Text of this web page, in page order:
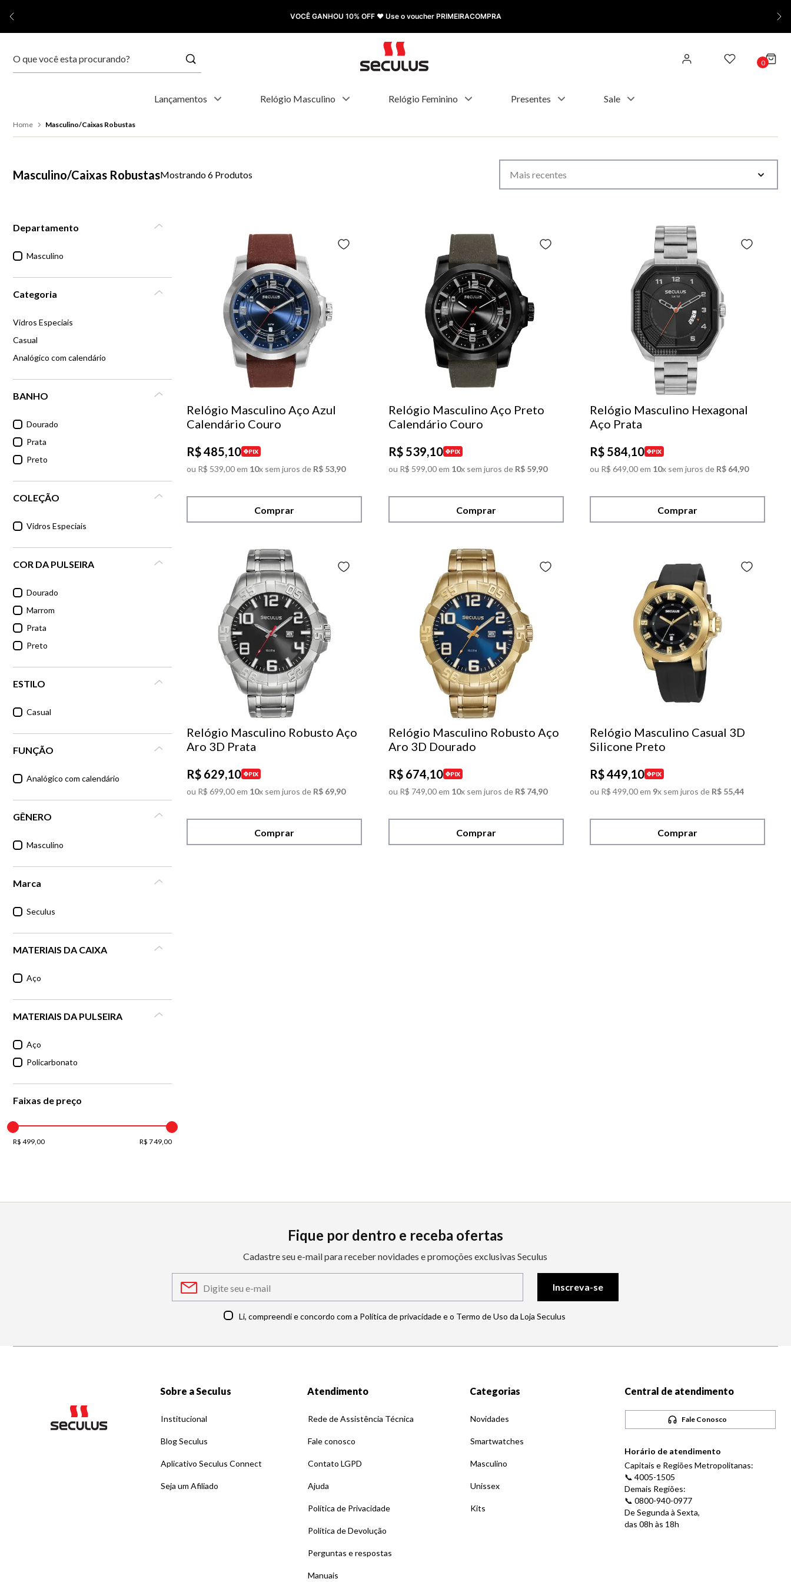
VOCÊ GANHOU 10% OFF ❤️ Use o voucher PRIMEIRACOMPRA
0
Lançamentos Relógio Masculino Relógio Feminino Presentes Sale
Masculino/Caixas Robustas
Masculino/Caixas Robustas 6 Produtos Mais recentes
Departamento
Masculino
Categoria
Vidros Especiais
Casual
Analógico com calendário
BANHO
Dourado
Prata
Preto
COLEÇÃO
Vidros Especiais
COR DA PULSEIRA
Dourado
Marrom
Prata
Preto
ESTILO
Casual
FUNÇÃO
Analógico com calendário
GÊNERO
Masculino
Marca
Seculus
MATERIAIS DA CAIXA
Aço
MATERIAIS DA PULSEIRA
Aço
Policarbonato
Faixas de preço
R$ 499,00 R$ 749,00
Relógio Masculino Aço Azul
Calendário Couro
R$485,10 PIX
ou R$ 539,00em 10x sem juros de R$ 53,90
Comprar
Relógio Masculino Aço Preto
Calendário Couro
R$ 539,10 PIX
ou R$ 599,00 em 10x sem juros de R$ 59,90
Comprar
Relógio Masculino Hexagonal
Aço Prata
R$ 584,10 PIX
ou R$ 649,00em 10x sem juros de R$ 64,90
Comprar
Relógio Masculino Robusto Aço
Aro 3D Prata
R$ 629,10 PIX
ou R$ 699,00em 10x sem juros de R$ 69,90
Comprar
Relógio Masculino Robusto Aço
Aro 3D Dourado
R$ 674,10 PIX
ou R$ 749,00 em 10x sem juros de R$ 74,90
Comprar
Relógio Masculino Casual 3D
Silicone Preto
R$449,10 PIX
ou R$ 499,00em 9x sem juros de R$ 55,44
Comprar
Fique por dentro e receba ofertas
Cadastre seu e-mail para receber novidades e promoções exclusivas Seculus
Inscreva-se
Li, compreendi e concordo com a Política de privacidade e o Termo de Uso da Loja Seculus
Sobre a Seculus
Institucional
Blog Seculus
Aplicativo Seculus Connect
Seja um Afiliado
Atendimento
Rede de Assistência Técnica
Fale conosco
Contato LGPD
Ajuda
Política de Privacidade
Política de Devolução
Perguntas e respostas
Manuais
Categorias
Novidades
Smartwatches
Masculino
Unissex
Kits
Central de atendimento
Fale Conosco
Horário de atendimento
Capitais e Regiões Metropolitanas:
📞 4005-1505
Demais Regiões:
📞 0800-940-0977
De Segunda à Sexta,
das 08h às 18h
1 º relógio feminino
9º social